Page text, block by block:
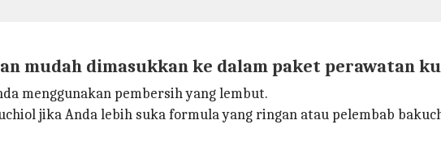
mudah dimasukkan ke dalam paket perawatan
menggunakan pembersih yang lembut.
jika Anda lebih suka formula yang ringan atau pelembab